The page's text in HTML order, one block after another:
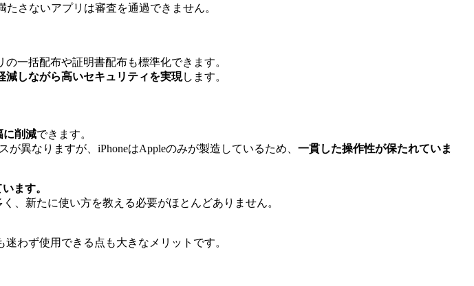
さないアプリは審査を通過できません。
一括配布や証明書配布も標準化できます。
減しながら高いセキュリティを実現します。
に削減できます。
異なりますが、iPhoneはAppleのみが製造しているため、 一貫した操作性が保たれていま
ます。
、新たに使い方を教える必要がほとんどありません。
わず使用できる点も大きなメリットです。